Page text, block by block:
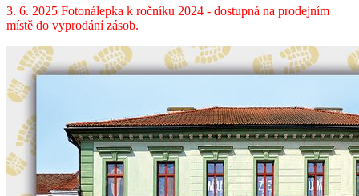
3. 6. 2025 Fotonálepka k ročníku 2024 - dostupná na prodejním
místě do vyprodání zásob.